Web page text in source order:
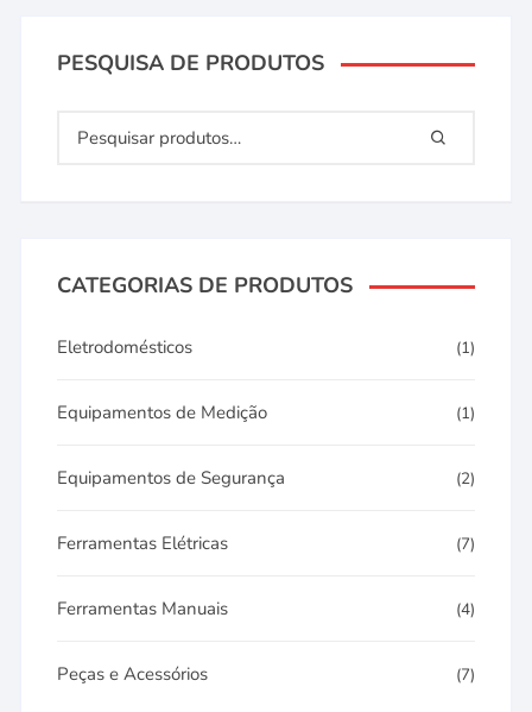
PESQUISA DE PRODUTOS
CATEGORIAS DE PRODUTOS
Eletrodomésticos (1)
Equipamentos de Medição (1)
Equipamentos de Segurança (2)
Ferramentas Elétricas (7)
Ferramentas Manuais (4)
Peças e Acessórios (7)